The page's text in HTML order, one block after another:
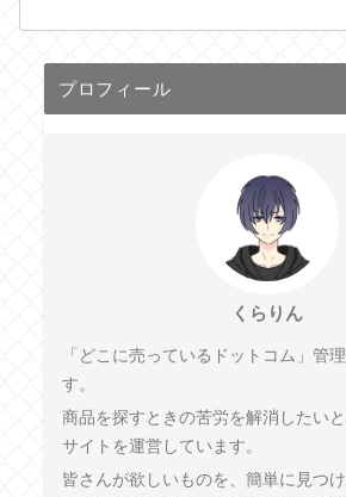
プロフィール
くらりん
「どこに売っているドットコム」管
す。
商品を探すときの苦労を解消したい
サイトを運営しています。
皆さんが欲しいものを、簡単に見つ